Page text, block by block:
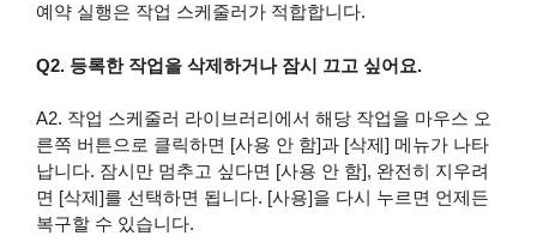
예약 실행은 작업 스케줄러가 적합합니다.
Q2. 등록한 작업을 삭제하거나 잠시 끄고 싶어요.
A2. 작업 스케줄러 라이브러리에서 해당 작업을 마우스 오
른쪽 버튼으로 클릭하면 [사용 안 함]과 [삭제] 메뉴가 나타
납니다. 잠시만 멈추고 싶다면 [사용 안 함], 완전히 지우려
면 [삭제]를 선택하면 됩니다. [사용]을 다시 누르면 언제든
복구할 수 있습니다.